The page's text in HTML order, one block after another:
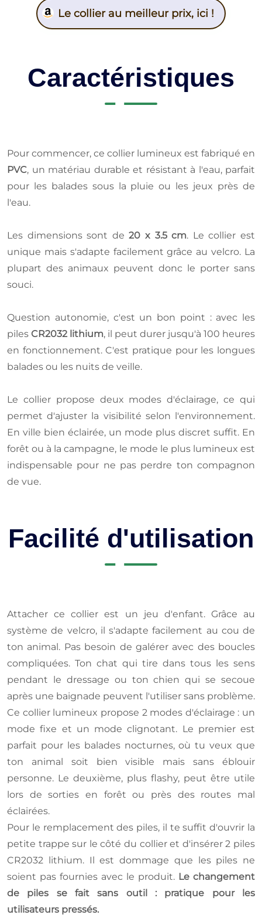
Le collier au meilleur prix, ici !
Caractéristiques
Pour commencer, ce collier lumineux est fabriqué en
PVC, un matériau durable et résistant à l'eau, parfait
pour les balades sous la pluie ou les jeux près de
l'eau.
Les dimensions sont de20 x 3.5 cm. Le collier est
unique mais s'adapte facilement grâce au velcro. La
plupart des animaux peuvent donc le porter sans
souci.
Question autonomie, c'est un bon point : avec les
piles CR2032 lithium, il peut durer jusqu'à 100 heures
en fonctionnement. C'est pratique pour les longues
balades ou les nuits de veille.
Le collier propose deux modes d'éclairage, ce qui
permet d'ajuster la visibilité selon l'environnement.
En ville bien éclairée, un mode plus discret suffit. En
forêt ou à la campagne, le mode le plus lumineux est
indispensable pour ne pas perdre ton compagnon
de vue.
Facilité d'utilisation
Attacher ce collier est un jeu d'enfant. Grâce au
système de velcro, il s'adapte facilement au cou de
ton animal. Pas besoin de galérer avec des boucles
compliquées. Ton chat qui tire dans tous les sens
pendant le dressage ou ton chien qui se secoue
après une baignade peuvent l'utiliser sans problème.
Ce collier lumineux propose 2 modes d'éclairage : un
mode fixe et un mode clignotant. Le premier est
parfait pour les balades nocturnes, où tu veux que
ton animal soit bien visible mais sans éblouir
personne. Le deuxième, plus flashy, peut être utile
lors de sorties en forêt ou près des routes mal
éclairées.
Pour le remplacement des piles, il te suffit d'ouvrir la
petite trappe sur le côté du collier et d'insérer 2 piles
CR2032 lithium. Il est dommage que les piles ne
soient pas fournies avec le produit. Le changement
de piles se fait sans outil : pratique pour les
utilisateurs pressés.